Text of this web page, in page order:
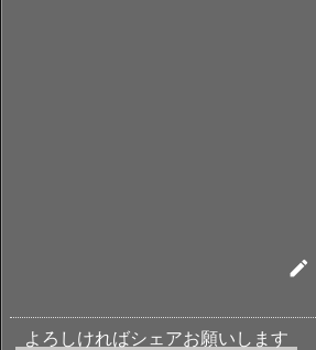

よろしければシェアお願いします